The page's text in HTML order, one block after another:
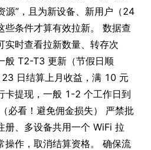
”，且为新设备、新用户（24
些条件才算有效拉新。 数据查
实时查看拉新数量、转存次
般 T2-T3 更新（节假日顺
日结算上月收益，满 10 元
卡提现，一般 1-2 个工作日到
必看！避免佣金损失） 严禁批
册、多设备共用一个 WiFi 拉
操作，取消结算资格。 确保流